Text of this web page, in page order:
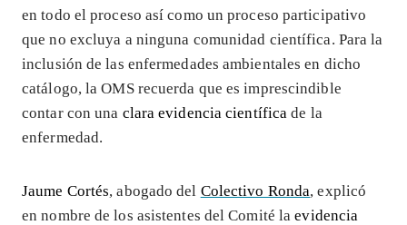
en todo el proceso así como un proceso participativo
que no excluya a ninguna comunidad científica. Para la
inclusión de las enfermedades ambientales en dicho
catálogo, la OMS recuerda que es imprescindible
contar con una clara evidencia científicade la
enfermedad.
Jaume Cortés, abogado del Colectivo Ronda, explicó
en nombre de los asistentes del Comité laevidencia